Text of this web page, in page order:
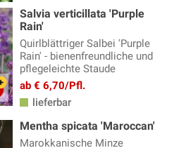
Salvia verticillata 'Purple
Rain'
Quirlblättriger Salbei 'Purple
Rain' - bienenfreundliche und
pflegeleichte Staude
ab € 6,70/Pfl.
lieferbar
Mentha spicata 'Maroccan'
Marokkanische Minze